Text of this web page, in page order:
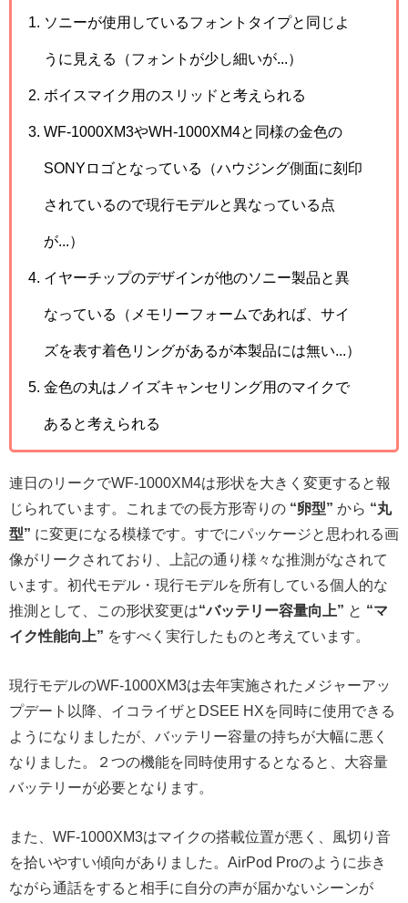
ソニーが使用しているフォントタイプと同じよ
うに見える（フォントが少し細いが...）
ボイスマイク用のスリッドと考えられる
WF-1000XM3やWH-1000XM4と同様の金色の
SONYロゴとなっている（ハウジング側面に刻印
されているので現行モデルと異なっている点
が...）
イヤーチップのデザインが他のソニー製品と異
なっている（メモリーフォームであれば、サイ
ズを表す着色リングがあるが本製品には無い...）
金色の丸はノイズキャンセリング用のマイクで
あると考えられる
連日のリークでWF-1000XM4は形状を大きく変更すると報
じられています。これまでの長方形寄りの “卵型” から “丸
型” に変更になる模様です。すでにパッケージと思われる画
像がリークされており、上記の通り様々な推測がなされて
います。初代モデル・現行モデルを所有している個人的な
推測として、この形状変更は“バッテリー容量向上” と “マ
イク性能向上” をすべく実行したものと考えています。
現行モデルのWF-1000XM3は去年実施されたメジャーアッ
プデート以降、イコライザとDSEE HXを同時に使用できる
ようになりましたが、バッテリー容量の持ちが大幅に悪く
なりました。２つの機能を同時使用するとなると、大容量
バッテリーが必要となります。
また、WF-1000XM3はマイクの搭載位置が悪く、風切り音
を拾いやすい傾向がありました。AirPod Proのように歩き
ながら通話をすると相手に自分の声が届かないシーンが